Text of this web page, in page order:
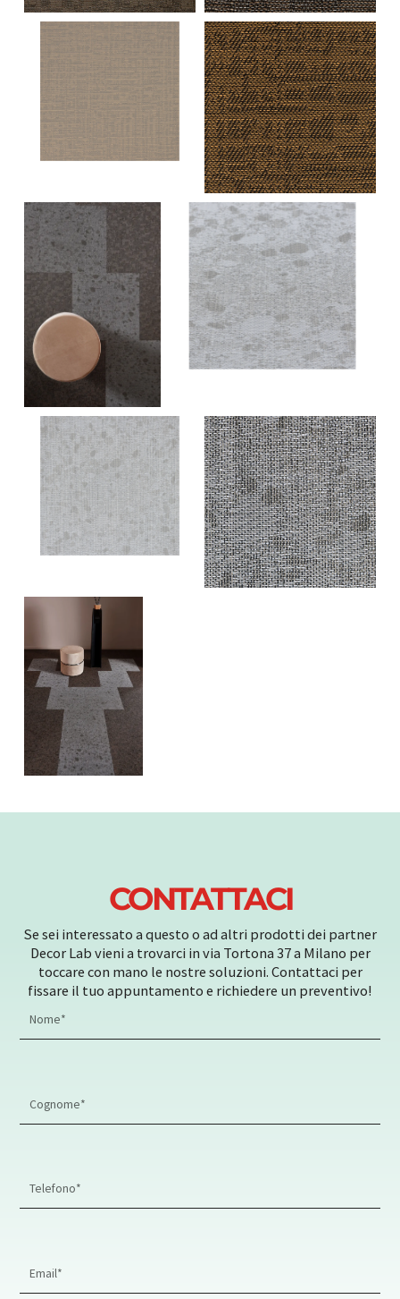
CONTATTACI
Se sei interessato a questo o ad altri prodotti dei partner
Decor Lab vieni a trovarci in via Tortona 37 a Milano per
toccare con mano le nostre soluzioni. Contattaci per
fissare il tuo appuntamento e richiedere un preventivo!
Name
Name
Number
Address*